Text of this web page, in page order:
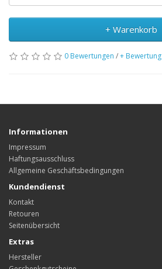
+ Warenkorb
0 Bewertungen /+ Bewertung
Informationen
Impressum
Haftungsausschluss
Allgemeine Geschäftsbedingungen
Kundendienst
Kontakt
Retouren
Seitenübersicht
Extras
Hersteller